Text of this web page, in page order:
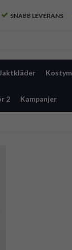
SNABB LEVERANS
Jaktkläder Kostym
2 Kampanjer